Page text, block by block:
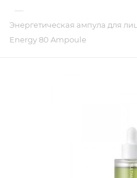
—
Энергетическая ампула для
Energy 80 Ampoule